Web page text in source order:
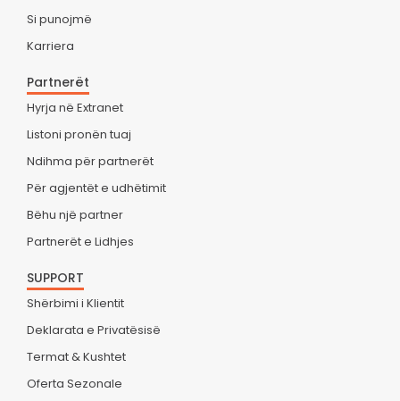
Si punojmë
Karriera
Partnerët
Hyrja në Extranet
Listoni pronën tuaj
Ndihma për partnerët
Për agjentët e udhëtimit
Bëhu një partner
Partnerët e Lidhjes
SUPPORT
Shërbimi i Klientit
Deklarata e Privatësisë
Termat & Kushtet
Oferta Sezonale